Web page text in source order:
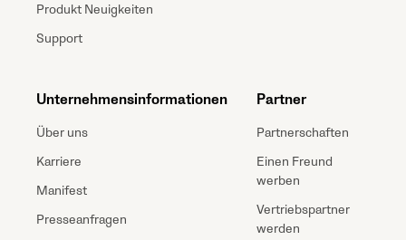
Produkt Neuigkeiten
Support
Unternehmensinformationen
Über uns
Karriere
Manifest
Presseanfragen
Partner
Partnerschaften
Einen Freund
werben
Vertriebspartner
werden